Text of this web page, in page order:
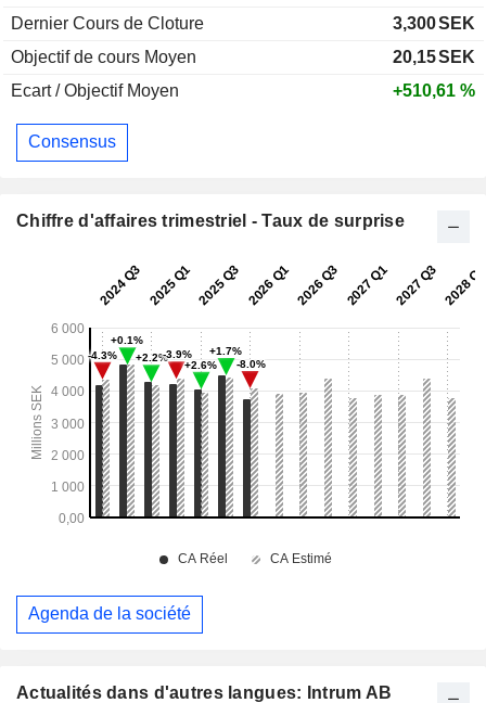
Actualités dans d'autres langues: Intrum AB
Dernier Cours de Cloture
3,300SEK
Objectif de cours Moyen
20,15SEK
Ecart / Objectif Moyen
+510,61 %
Consensus
Chiffre d'affaires trimestriel - Taux de surprise
Agenda de la société